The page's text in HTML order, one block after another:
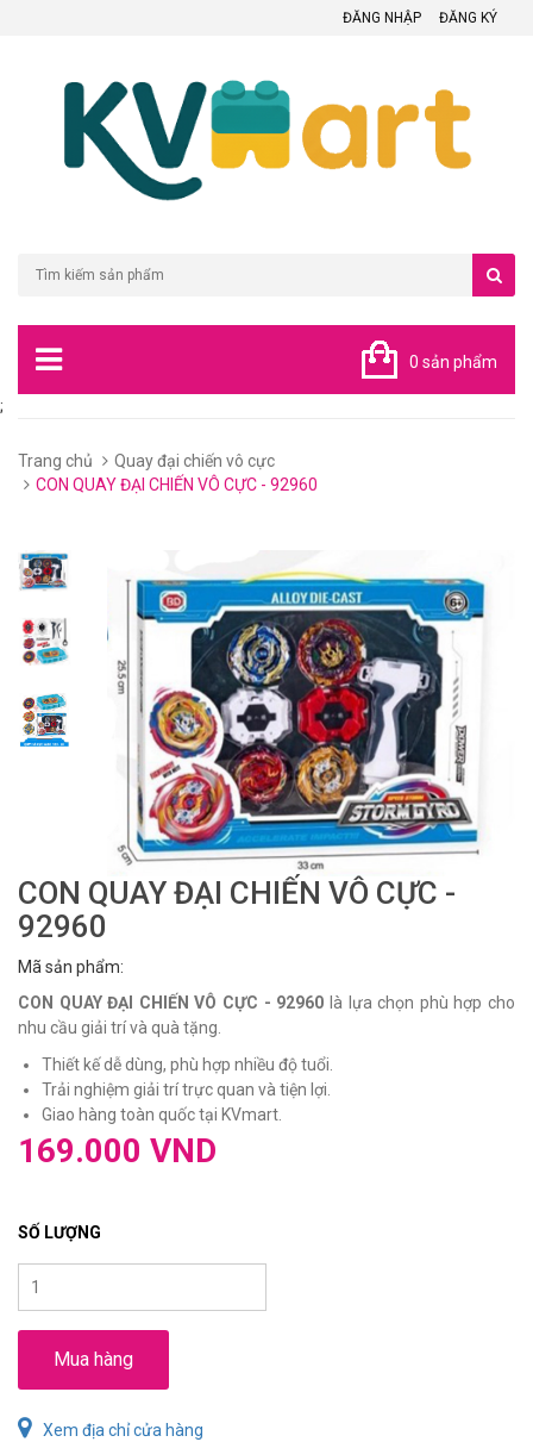
ĐĂNG NHẬP ĐĂNG KÝ
0 sản phẩm
;
Trang chủ
Quay đại chiến vô cực
CON QUAY ĐẠI CHIẾN VÔ CỰC - 92960
CON QUAY ĐẠI CHIẾN VÔ CỰC -
92960
Mã sản phẩm:
CON QUAY ĐẠI CHIẾN VÔ CỰC - 92960 là lựa chọn phù hợp cho
nhu cầu giải trí và quà tặng.
Thiết kế dễ dùng, phù hợp nhiều độ tuổi.
Trải nghiệm giải trí trực quan và tiện lợi.
Giao hàng toàn quốc tại KVmart.
169.000 VND
SỐ LƯỢNG
Mua hàng
Xem địa chỉ cửa hàng